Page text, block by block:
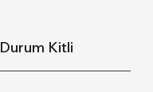
Kitli